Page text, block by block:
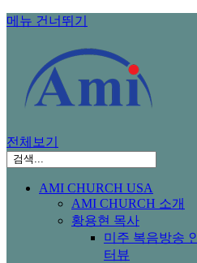
메뉴 건너뛰기
전체보기
AMI CHURCH USA
AMI CHURCH 소개
황용현 목사
미주 복음방송 인
터뷰